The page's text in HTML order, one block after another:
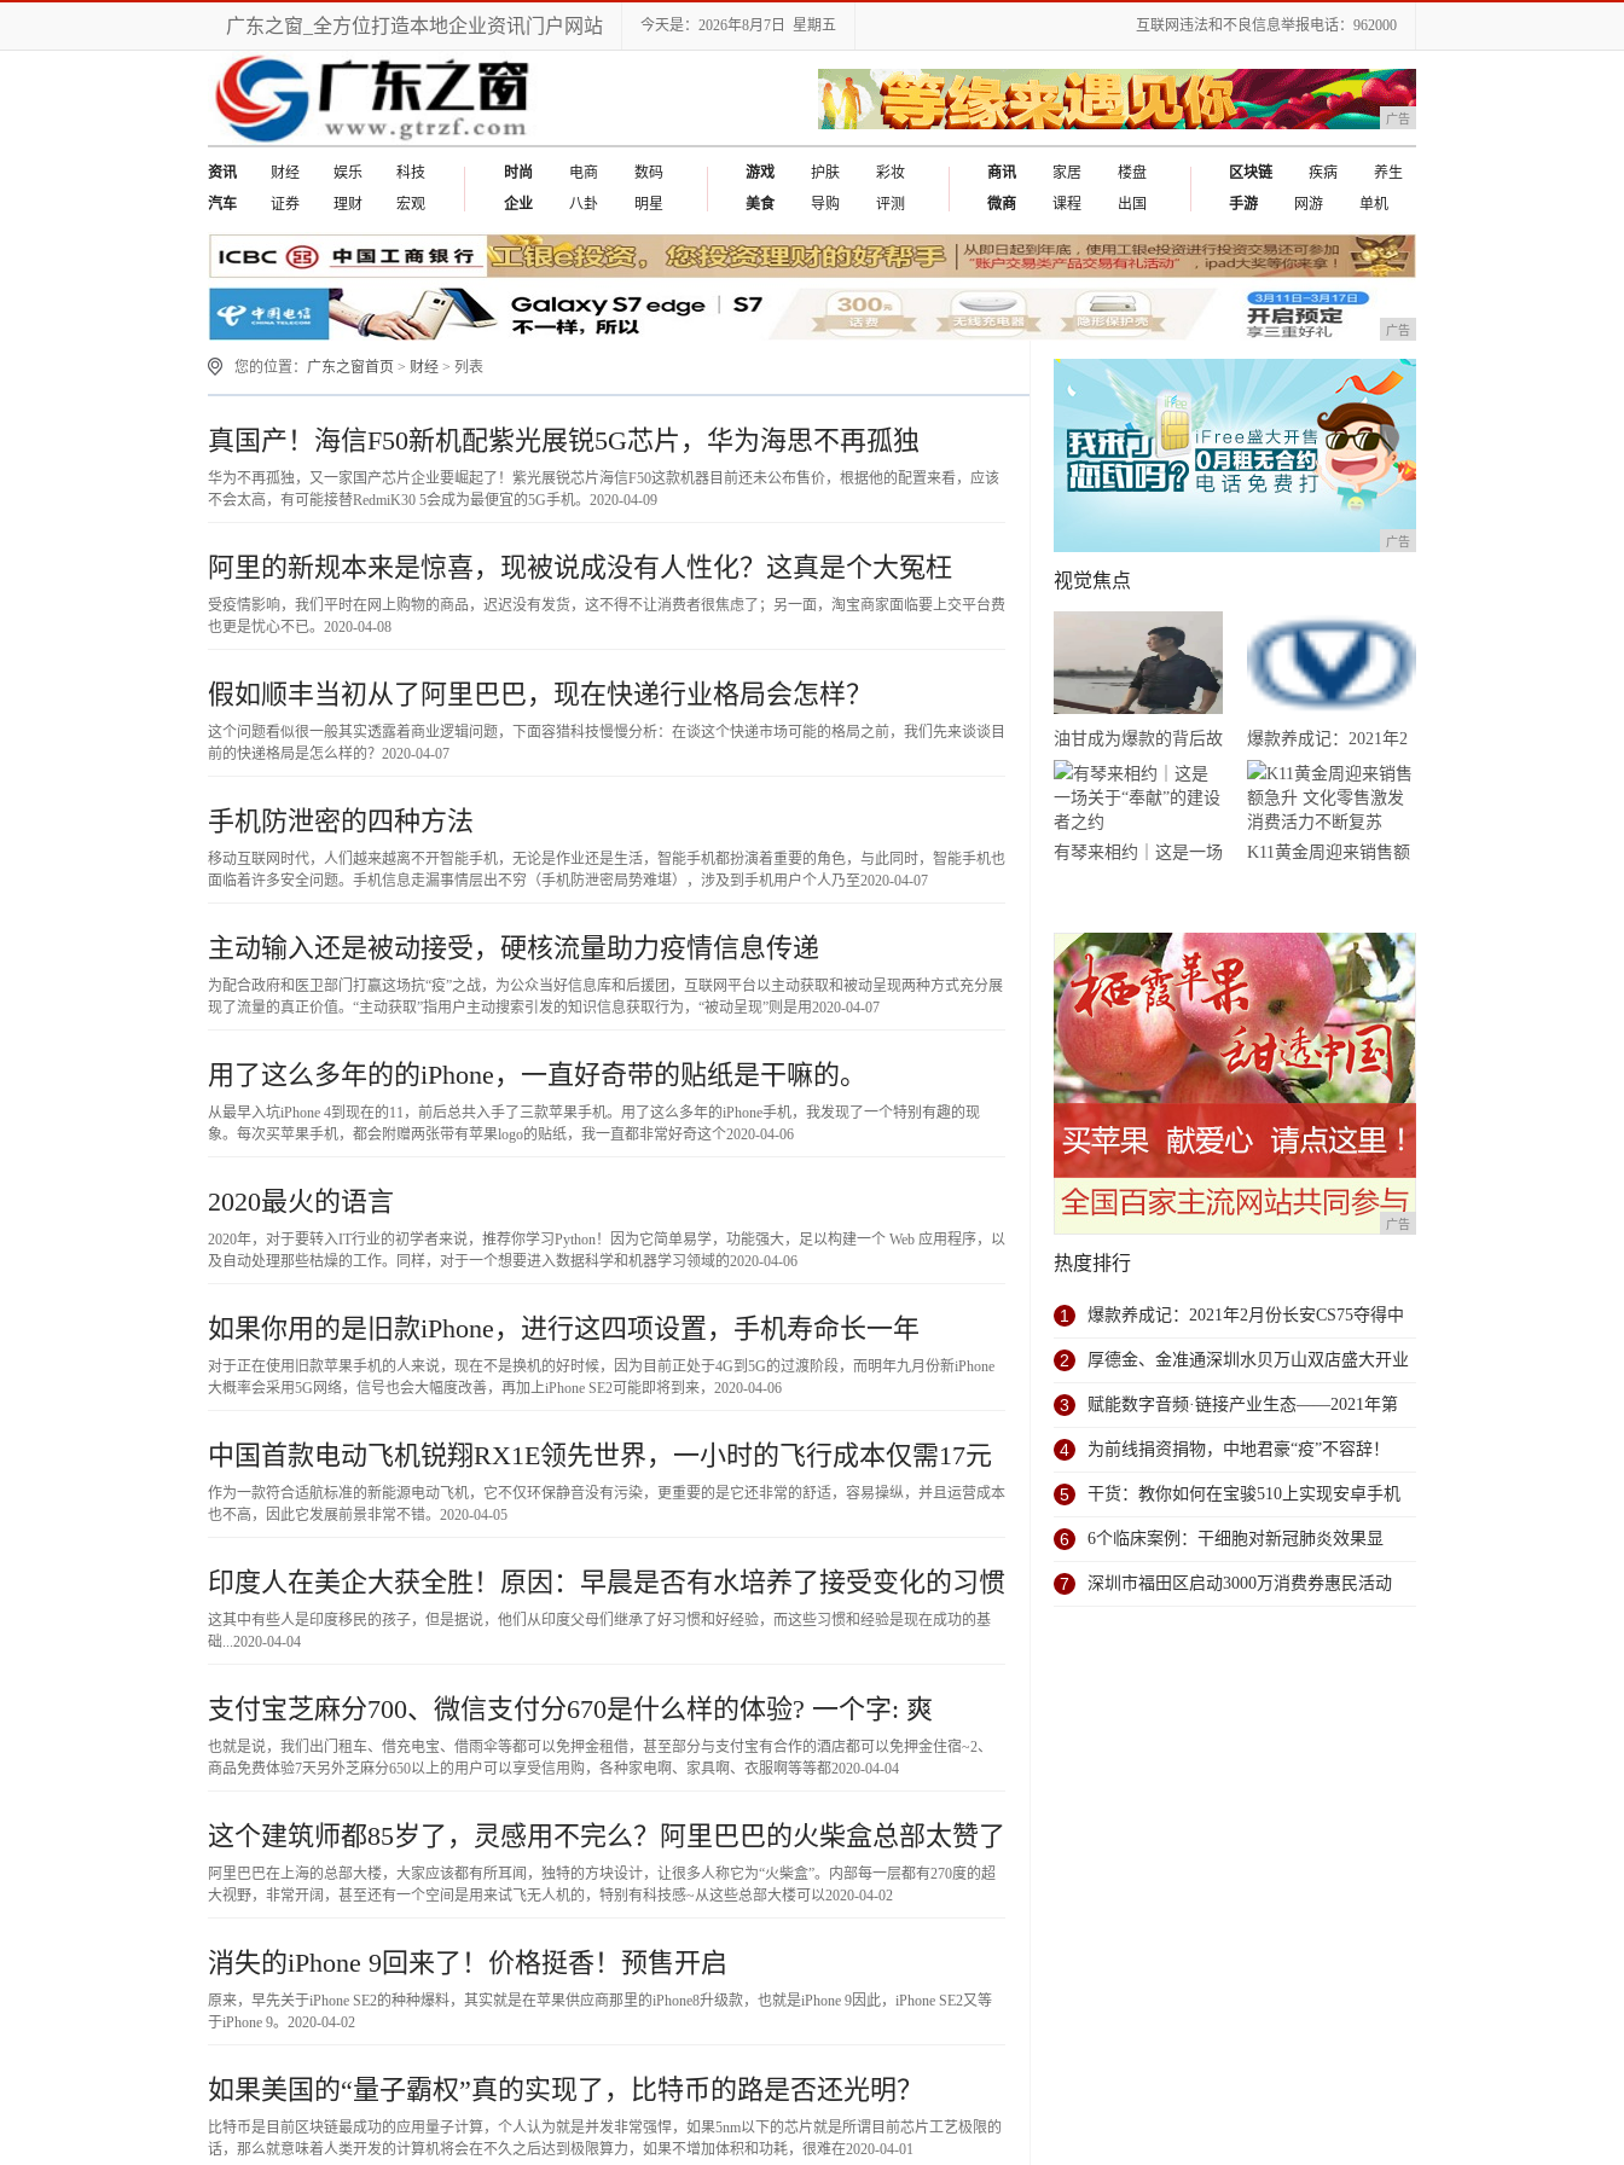
广东之窗_全方位打造本地企业资讯门户网站 今天是：2026年8月7日 星期五 互联网违法和不良信息举报电话：962000
广告
资讯 财经 娱乐
科技
汽车
证券 理财 宏观
时尚 电商
数码
企业
八卦 明星
游戏 护肤
彩妆
美食
导购 评测
商讯 家居
楼盘
微商
课程 出国
区块链 疾病
养生
手游
网游 单机
广告
您的位置： 广东之窗首页 > 财经 > 列表
真国产！海信F50新机配紫光展锐5G芯片，华为海思不再孤独
华为不再孤独，又一家国产芯片企业要崛起了！紫光展锐芯片海信F50这款机器目前还未公布售价，根据他的配置来看，应该
不会太高，有可能接替RedmiK30 5会成为最便宜的5G手机。 2020-04-09
阿里的新规本来是惊喜，现被说成没有人性化？这真是个大冤枉
受疫情影响，我们平时在网上购物的商品，迟迟没有发货，这不得不让消费者很焦虑了；另一面，淘宝商家面临要上交平台费
也更是忧心不已。 2020-04-08
假如顺丰当初从了阿里巴巴，现在快递行业格局会怎样？
这个问题看似很一般其实透露着商业逻辑问题，下面容猎科技慢慢分析：在谈这个快递市场可能的格局之前，我们先来谈谈目
前的快递格局是怎么样的？ 2020-04-07
手机防泄密的四种方法
移动互联网时代，人们越来越离不开智能手机，无论是作业还是生活，智能手机都扮演着重要的角色，与此同时，智能手机也
面临着许多安全问题。手机信息走漏事情层出不穷（手机防泄密局势难堪），涉及到手机用户个人乃至2020-04-07
主动输入还是被动接受，硬核流量助力疫情信息传递
为配合政府和医卫部门打赢这场抗“疫”之战，为公众当好信息库和后援团，互联网平台以主动获取和被动呈现两种方式充分展
现了流量的真正价值。“主动获取”指用户主动搜索引发的知识信息获取行为，“被动呈现”则是用2020-04-07
用了这么多年的的iPhone，一直好奇带的贴纸是干嘛的。
从最早入坑iPhone 4到现在的11，前后总共入手了三款苹果手机。用了这么多年的iPhone手机，我发现了一个特别有趣的现
象。每次买苹果手机，都会附赠两张带有苹果logo的贴纸，我一直都非常好奇这个2020-04-06
2020最火的语言
2020年，对于要转入IT行业的初学者来说，推荐你学习Python！因为它简单易学，功能强大，足以构建一个 Web 应用程序，以
及自动处理那些枯燥的工作。同样，对于一个想要进入数据科学和机器学习领域的2020-04-06
如果你用的是旧款iPhone，进行这四项设置，手机寿命长一年
对于正在使用旧款苹果手机的人来说，现在不是换机的好时候，因为目前正处于4G到5G的过渡阶段，而明年九月份新iPhone
大概率会采用5G网络，信号也会大幅度改善，再加上iPhone SE2可能即将到来， 2020-04-06
中国首款电动飞机锐翔RX1E领先世界，一小时的飞行成本仅需17元
作为一款符合适航标准的新能源电动飞机，它不仅环保静音没有污染，更重要的是它还非常的舒适，容易操纵，并且运营成本
也不高，因此它发展前景非常不错。 2020-04-05
印度人在美企大获全胜！原因：早晨是否有水培养了接受变化的习惯
这其中有些人是印度移民的孩子，但是据说，他们从印度父母们继承了好习惯和好经验，而这些习惯和经验是现在成功的基
础...2020-04-04
支付宝芝麻分700、微信支付分670是什么样的体验? 一个字: 爽
也就是说，我们出门租车、借充电宝、借雨伞等都可以免押金租借，甚至部分与支付宝有合作的酒店都可以免押金住宿~2、
商品免费体验7天另外芝麻分650以上的用户可以享受信用购，各种家电啊、家具啊、衣服啊等等都2020-04-04
这个建筑师都85岁了，灵感用不完么？阿里巴巴的火柴盒总部太赞了
阿里巴巴在上海的总部大楼，大家应该都有所耳闻，独特的方块设计，让很多人称它为“火柴盒”。内部每一层都有270度的超
大视野，非常开阔，甚至还有一个空间是用来试飞无人机的，特别有科技感~从这些总部大楼可以2020-04-02
消失的iPhone 9回来了！价格挺香！预售开启
原来，早先关于iPhone SE2的种种爆料，其实就是在苹果供应商那里的iPhone8升级款，也就是iPhone 9因此，iPhone SE2又等
于iPhone 9。 2020-04-02
如果美国的“量子霸权”真的实现了，比特币的路是否还光明？
比特币是目前区块链最成功的应用量子计算，个人认为就是并发非常强悍，如果5nm以下的芯片就是所谓目前芯片工艺极限的
话，那么就意味着人类开发的计算机将会在不久之后达到极限算力，如果不增加体积和功耗，很难在2020-04-01
广告
视觉焦点
油甘成为爆款的背后故
事---汕尾南果农业带
你来揭晓
爆款养成记：2021年2
月份长安CS75夺得中
国SUV销量冠军
有琴来相约｜这是一场
K11黄金周迎来销售额
广告
热度排行
1 爆款养成记：2021年2月份长安CS75夺得中
国SUV销量冠军
2 厚德金、金准通深圳水贝万山双店盛大开业
3 赋能数字音频·链接产业生态——2021年第
三届深圳国际数字音频产业展6月深圳盛大
开幕
4 为前线捐资捐物，中地君豪“疫”不容辞！
5 干货：教你如何在宝骏510上实现安卓手机
互联及映射的教程
6 6个临床案例：干细胞对新冠肺炎效果显
著，或可在全球扩大研究
7 深圳市福田区启动3000万消费券惠民活动